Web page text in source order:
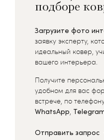
подборе
Загрузите фото
заявку эксперту,
идеальный ковер,
вашего интерьера.
Получите
удобном для вас
встрече, по
WhatsApp,
Отправить запрос